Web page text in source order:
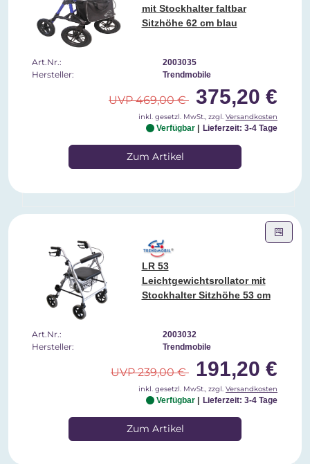
mit Stockhalter faltbar
Sitzhöhe 62 cm blau
Art.Nr.: 2003035
Hersteller: Trendmobile
UVP 469,00 € 375,20 €
inkl. gesetzl. MwSt., zzgl. Versandkosten
Verfügbar Lieferzeit: 3-4 Tage
Zum Artikel
LR 53
Leichtgewichtsrollator mit
Stockhalter Sitzhöhe 53 cm
Art.Nr.: 2003032
Hersteller: Trendmobile
UVP 239,00 € 191,20 €
inkl. gesetzl. MwSt., zzgl. Versandkosten
Verfügbar Lieferzeit: 3-4 Tage
Zum Artikel